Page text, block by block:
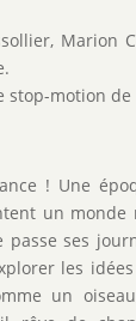
Marion
motion de
! Une
un monde
ses
les
un